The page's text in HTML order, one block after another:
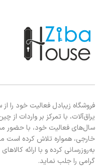
یراق‌آلات، با تمرکز بر واردات
سال‌های فعالیت خود، با حضور
خارجی، همواره تلاش کرده است
به‌روزرسانی کرده و با ارائه
گرامی را جلب نماید.